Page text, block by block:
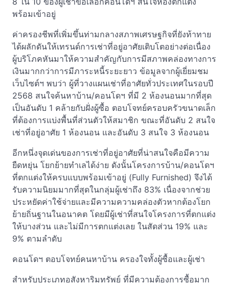
พร้อมเข้าอยู่
ค่าครองชีพที่เพิ่มขึ้นท่ามกลางสภาพเศรษฐกิจที่ยังท้าทาย
ได้ผลักดันให้เทรนด์การเช่าที่อยู่อาศัยเติบโตอย่างต่อเนื่อง
ผู้บริโภคหันมาให้ความสำคัญกับการมีสภาพคล่องทางการ
เงินมากกว่าการมีภาระหนี้ระยะยาว ข้อมูลจากผู้เยี่ยมชม
เว็บไซต์ฯ พบว่า ผู้ที่วางแผนเช่าที่อาศัยทั่วประเทศในรอบปี
2568 สนใจค้นหาบ้าน/คอนโดฯ ที่มี 2 ห้องนอนมากที่สุด
เป็นอันดับ 1 คล้ายกับฝั่งผู้ซื้อ ตอบโจทย์ครอบครัวขนาดเล็ก
ที่ต้องการแบ่งพื้นที่ส่วนตัวให้สมาชิก ขณะที่อันดับ 2 สนใจ
เช่าที่อยู่อาศัย 1 ห้องนอน และอันดับ 3 สนใจ 3 ห้องนอน
อีกหนึ่งจุดเด่นของการเช่าที่อยู่อาศัยที่น่าสนใจคือมีความ
ยืดหยุ่น โยกย้ายทำเลได้ง่าย ดังนั้นโครงการบ้าน/คอนโดฯ
ที่ตกแต่งให้ครบแบบพร้อมเข้าอยู่ (Fully Furnished) จึงได้
รับความนิยมมากที่สุดในกลุ่มผู้เช่าถึง 83% เนื่องจากช่วย
ประหยัดค่าใช้จ่ายและมีความความคล่องตัวหากต้องโยก
ย้ายถิ่นฐานในอนาคต โดยมีผู้เช่าที่สนใจโครงการที่ตกแต่ง
ให้บางส่วน และไม่มีการตกแต่งเลย ในสัดส่วน 19% และ
9% ตามลำดับ
คอนโดฯ ตอบโจทย์คนหาบ้าน ครองใจทั้งผู้ซื้อและผู้เช่า
สำหรับประเภทอสังหาริมทรัพย์ ที่มีความต้องการซื้อมาก